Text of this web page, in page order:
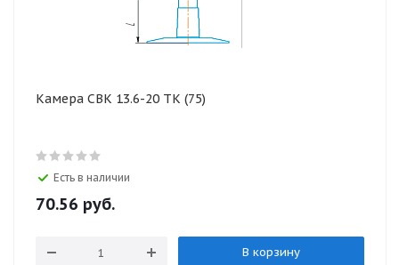
Камера СВК 13.6-20 ТК (75)
Есть в наличии
70.56 руб.
В корзину